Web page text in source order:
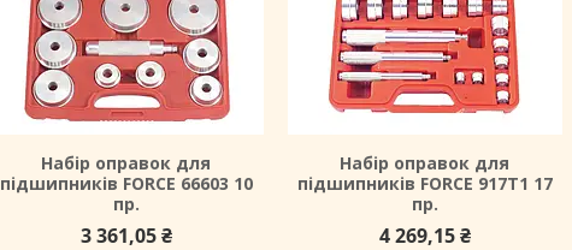
Набір оправок для
підшипників FORCE 66603 10
пр.
3 361,05 ₴
Набір оправок для
підшипників FORCE 917T1 17
пр.
4 269,15 ₴